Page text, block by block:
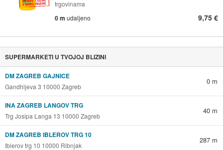
trgovinama
0 m udaljeno 9,75 €
SUPERMARKETI U TVOJOJ BLIZINI
DM ZAGREB GAJNICE
Gandhijeva 3 10000 Zagreb
0 m
INA ZAGREB LANGOV TRG
Trg Josipa Langa 13 10000 Zagreb
40 m
DM ZAGREB IBLEROV TRG 10
Iblerov trg 10 10000 Ribnjak
287 m